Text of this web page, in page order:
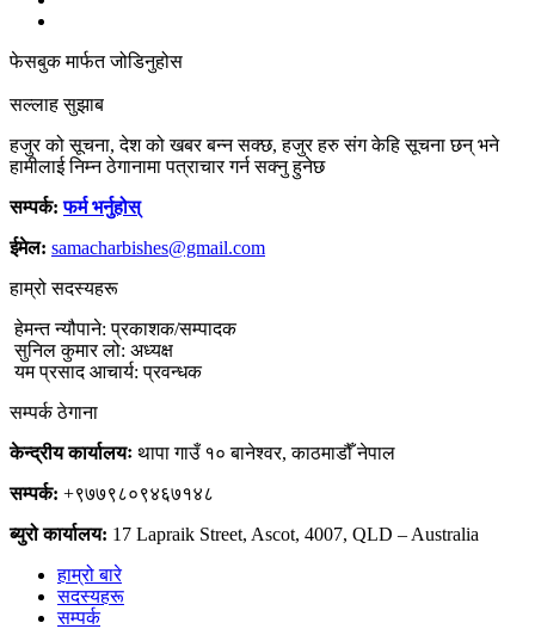
फेसबुक मार्फत जोडिनुहोस
सल्लाह सुझाब
हजुर को सूचना, देश को खबर बन्न सक्छ, हजुर हरु संग केहि सूचना छन् भने
हामीलाई निम्न ठेगानामा पत्राचार गर्न सक्नु हुनेछ
सम्पर्क:फर्म भर्नुहोस्
ईमेल: samacharbishes@gmail.com
हाम्रो सदस्यहरू
हेमन्त न्यौपाने: प्रकाशक/सम्पादक
सुनिल कुमार लो: अध्यक्ष
यम प्रसाद आचार्य: प्रवन्धक
सम्पर्क ठेगाना
केन्द्रीय कार्यालयः थापा गाउँ १० बानेश्वर, काठमाडौँ नेपाल
सम्पर्क: +९७७९८०९४६७१४८
ब्युरो कार्यालय: 17 Lapraik Street, Ascot, 4007, QLD – Australia
हाम्रो बारे
सदस्यहरू
सम्पर्क